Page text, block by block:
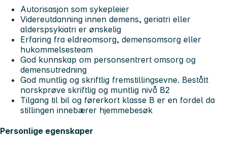
Autorisasjon som sykepleier
Videreutdanning innen demens, geriatri eller
alderspsykiatri er ønskelig
Erfaring fra eldreomsorg, demensomsorg eller
hukommelsesteam
God kunnskap om personsentrert omsorg og
demensutredning
God muntlig og skriftlig fremstillingsevne. Bestått
norskprøve skriftlig og muntlig nivå B2
Tilgang til bil og førerkort klasse B er en fordel da
stillingen innebærer hjemmebesøk
Personlige egenskaper